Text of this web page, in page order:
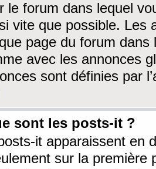
le forum dans lequel
vite que possible. Les
page du forum dans
avec les annonces
sont définies par
sont les posts-it ?
it apparaissent en
sur la première